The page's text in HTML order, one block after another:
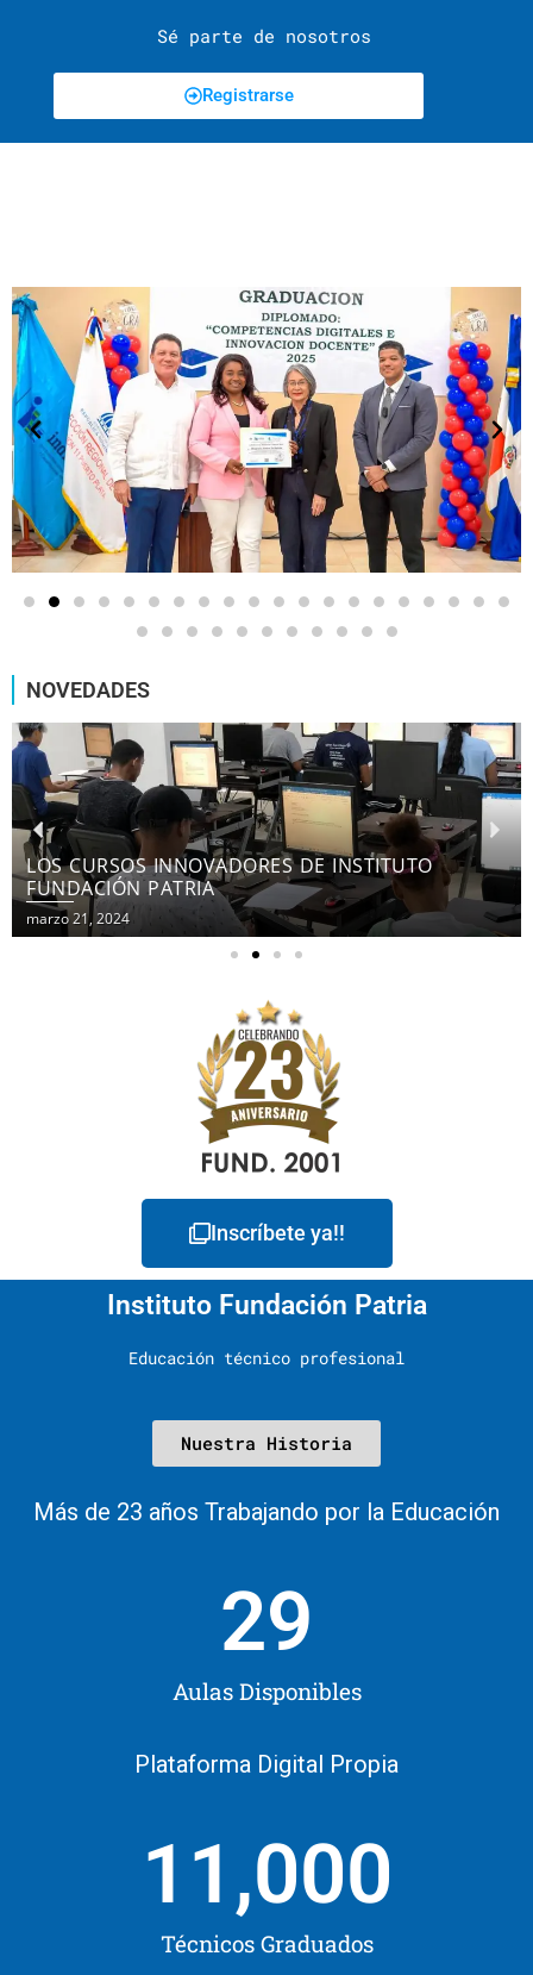
Sé parte de nosotros
Registrarse
NOVEDADES
LOS CURSOS INNOVADORES DE INSTITUTO
FUNDACIÓN PATRIA
marzo 21, 2024
Inscríbete ya!!
Instituto Fundación Patria
Educación técnico profesional
Nuestra Historia
Más de 23 años Trabajando por la Educación
Aulas Disponibles
29
Plataforma Digital Propia
Técnicos Graduados
11,000